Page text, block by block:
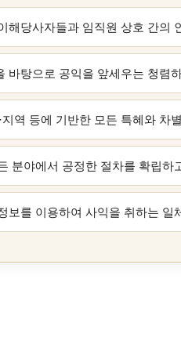
해당사자들과 임직원 상호 간의
바탕으로 공익을 앞세우는 청렴
지역 등에 기반한 모든 특혜와
분야에서 공정한 절차를 확립하
보를 이용하여 사익을 취하는 일